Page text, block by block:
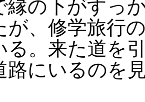
縁の下がすっ
が、修学旅行
る。来た道を
路にいるのを